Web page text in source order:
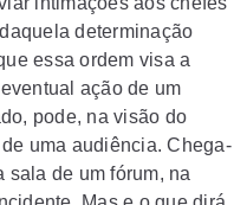
determinação
essa ordem visa a
ação de um
pode, na visão do
uma audiência. Chega-
sala de um fórum, na